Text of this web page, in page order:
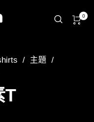
0
/ 主題 /
T